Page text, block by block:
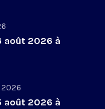
août 2026 à
août 2026 à